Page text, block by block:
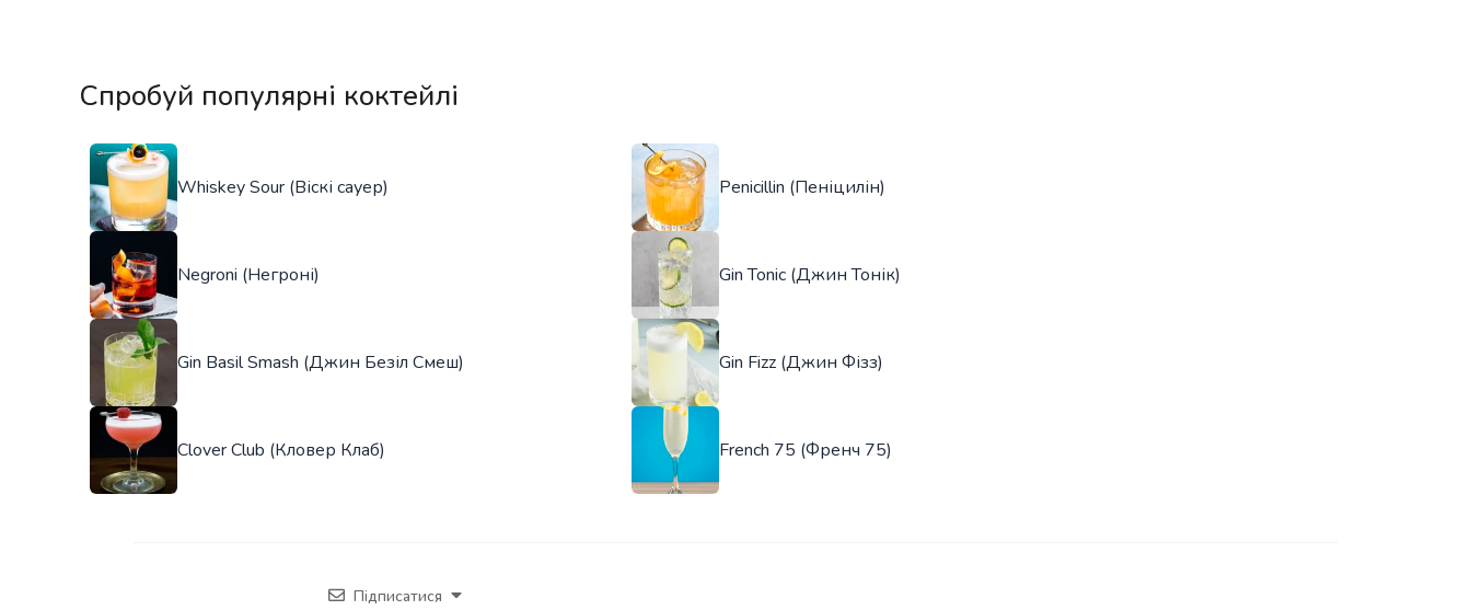
Спробуй популярні коктейлі
Whiskey Sour (Віскі сауер) Penicillin (Пеніцилін)
Negroni (Негроні) Gin Tonic (Джин Тонік)
Gin Basil Smash (Джин Безіл Смеш) Gin Fizz (Джин Фізз)
Clover Club (Кловер Клаб) French 75 (Френч 75)
Підписатися